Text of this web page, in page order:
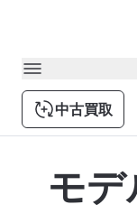
中古買取
モデ